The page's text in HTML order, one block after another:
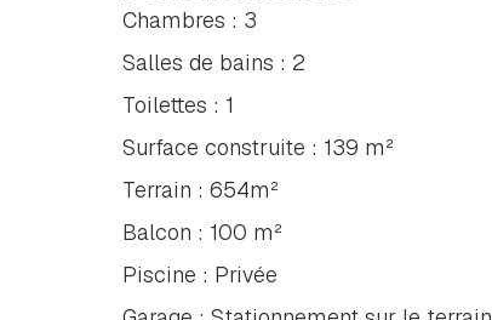
Chambres : 3
Salles de bains : 2
Toilettes : 1
Surface construite : 139 m²
Terrain : 654m²
Balcon : 100 m²
Piscine : Privée